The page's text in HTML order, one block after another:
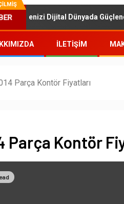
Dijital Dünyada
İLETIŞIM
Parça Kontör Fiyatları
Parça Kontör